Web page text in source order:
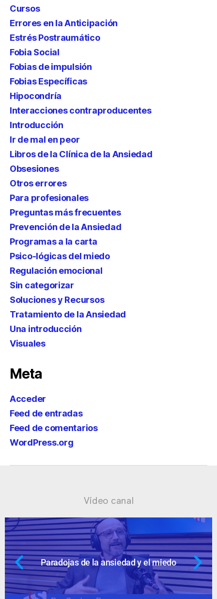
Cursos
Errores en la Anticipación
Estrés Postraumático
Fobia Social
Fobias de impulsión
Fobias Específicas
Hipocondría
Interacciones contraproducentes
Introducción
Ir de mal en peor
Libros de la Clínica de la Ansiedad
Obsesiones
Otros errores
Para profesionales
Preguntas más frecuentes
Prevención de la Ansiedad
Programas a la carta
Psico-lógicas del miedo
Regulación emocional
Sin categorizar
Soluciones y Recursos
Tratamiento de la Ansiedad
Una introducción
Visuales
Meta
Acceder
Feed de entradas
Feed de comentarios
WordPress.org
Vídeo canal
Ansiedad: supuestos cuestionables